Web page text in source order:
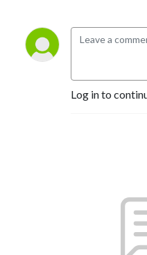
Log in to